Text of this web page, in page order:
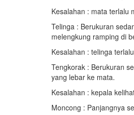
Kesalahan : mata terlalu
Telinga : Berukuran
melengkung ramping di
Kesalahan : telinga
Tengkorak : Berukuran
yang lebar ke mata.
Kesalahan : kepala
Moncong : Panjangnya